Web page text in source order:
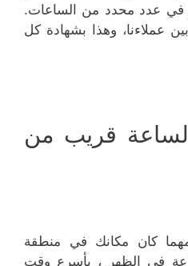
في عدد محدد من الساعات.
عملاءنا، وهذا بشهادة كل
قريب من
كان مكانك في منطقة
في الظهر ، بأسرع وقت